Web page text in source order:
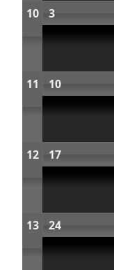
10 3
11 10
12 17
13 24